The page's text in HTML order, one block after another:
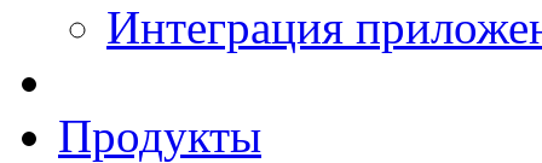
Интеграция
Продукты